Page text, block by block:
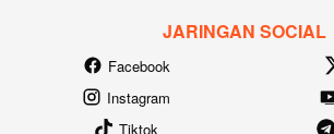
JARINGAN SOCIAL
Facebook
Instagram
Tiktok